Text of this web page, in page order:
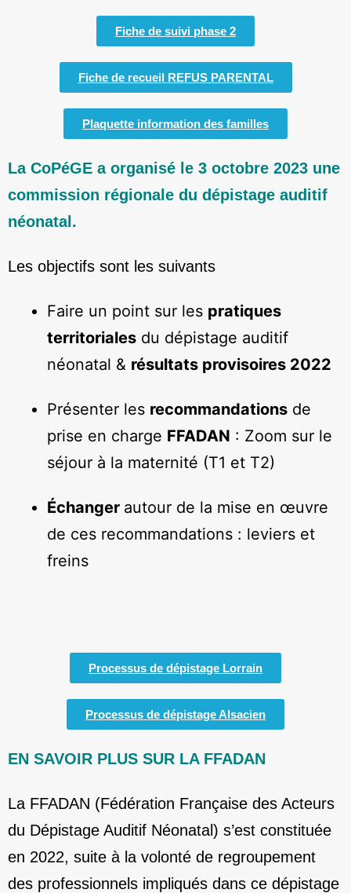
Fiche de suivi phase 2
Fiche de recueil REFUS PARENTAL
Plaquette information des familles
La CoPéGE a organisé le 3 octobre 2023 une
commission régionale du dépistage auditif
néonatal.
Les objectifs sont les suivants
Faire un point sur les pratiques
territoriales du dépistage auditif
néonatal & résultats provisoires 2022
Présenter les recommandations de
prise en charge FFADAN : Zoom sur le
séjour à la maternité (T1 et T2)
Échanger autour de la mise en œuvre
de ces recommandations : leviers et
freins
Processus de dépistage Lorrain
Processus de dépistage Alsacien
EN SAVOIR PLUS SUR LA FFADAN
La FFADAN (Fédération Française des Acteurs
du Dépistage Auditif Néonatal) s’est constituée
en 2022, suite à la volonté de regroupement
des professionnels impliqués dans ce dépistage